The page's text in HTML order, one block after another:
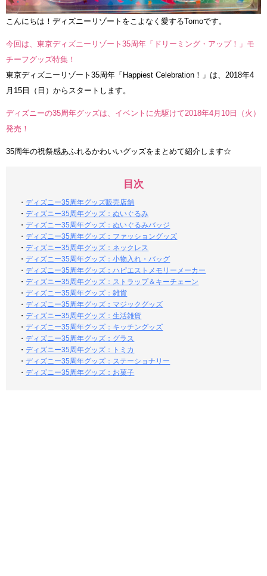
こんにちは！ディズニーリゾートをこよなく愛するTomoです。
今回は、東京ディズニーリゾート35周年「ドリーミング・アップ！」モ
チーフグッズ特集！
東京ディズニーリゾート35周年「Happiest Celebration！」は、2018年4
月15日（日）からスタートします。
ディズニーの35周年グッズは、イベントに先駆けて2018年4月10日（火）
発売！
35周年の祝祭感あふれるかわいいグッズをまとめて紹介します☆
目次
・ディズニー35周年グッズ販売店舗
・ディズニー35周年グッズ：ぬいぐるみ
・ディズニー35周年グッズ：ぬいぐるみバッジ
・ディズニー35周年グッズ：ファッショングッズ
・ディズニー35周年グッズ：ネックレス
・ディズニー35周年グッズ：小物入れ・バッグ
・ディズニー35周年グッズ：ハピエストメモリーメーカー
・ディズニー35周年グッズ：ストラップ＆キーチェーン
・ディズニー35周年グッズ：雑貨
・ディズニー35周年グッズ：マジックグッズ
・ディズニー35周年グッズ：生活雑貨
・ディズニー35周年グッズ：キッチングッズ
・ディズニー35周年グッズ：グラス
・ディズニー35周年グッズ：トミカ
・ディズニー35周年グッズ：ステーショナリー
・ディズニー35周年グッズ：お菓子